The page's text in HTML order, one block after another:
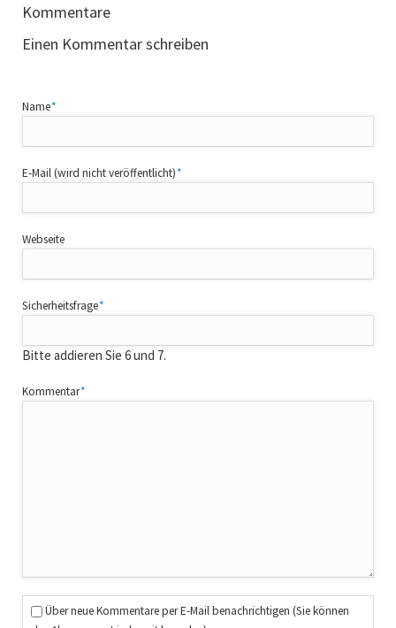
Kommentare
Einen Kommentar schreiben
Pflichtfeld
Name*
Pflichtfeld
E-Mail (wird nicht veröffentlicht)*
Webseite
Pflichtfeld
Sicherheitsfrage*
Bitte addieren Sie 6 und 7.
Pflichtfeld
Kommentar*
Über neue Kommentare per E-Mail benachrichtigen (Sie können